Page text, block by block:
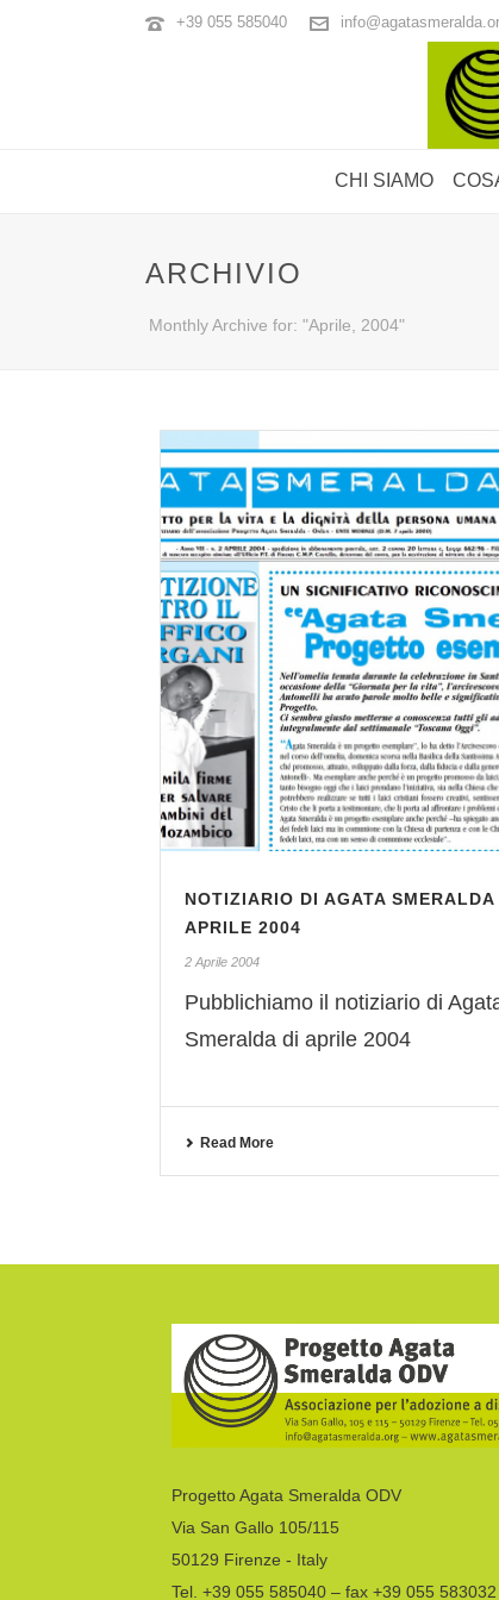
+39 055 585040
CHI SIAMO
ARCHIVIO
Monthly Archive for: "Aprile, 2004"
NOTIZIARIO DI AGATA SMERALDA
APRILE 2004
2 Aprile 2004
Pubblichiamo il notiziario di
Smeralda di aprile 2004
Read More
Progetto Agata Smeralda ODV
Via San Gallo 105/115
50129 Firenze - Italy
Tel. +39 055 585040 – fax +39 055 583032